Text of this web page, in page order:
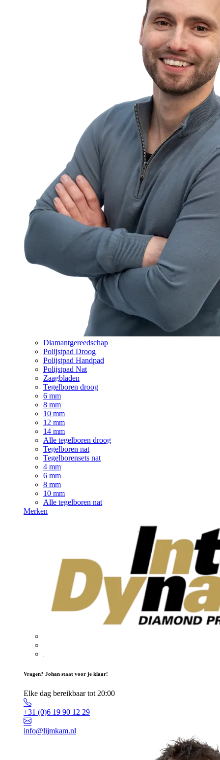
Diamantgereedschap
Polijstpad Droog
Polijstpad Handpad
Polijstpad Nat
Zaagbladen
Tegelboren droog
6 mm
8 mm
10 mm
12 mm
14 mm
Alle tegelboren droog
Tegelboren nat
Tegelborensets nat
4 mm
6 mm
8 mm
10 mm
Alle tegelboren nat
Merken
Vragen? Johan staat voor je klaar!
Elke dag bereikbaar tot 20:00
+31 (0)6 19 90 12 29
info@lijmkam.nl